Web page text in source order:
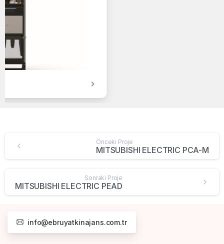
MITSUBISHI ELECTRIC MSZ-HR
Önceki Proje
MITSUBISHI ELECTRIC PCA-M
Sonraki Proje
MITSUBISHI ELECTRIC PEAD
info@ebruyatkinajans.com.tr